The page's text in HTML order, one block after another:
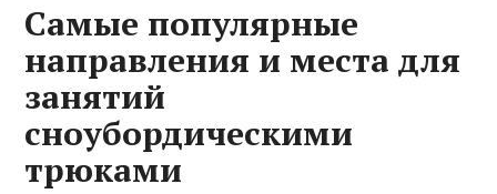
Самые популярные
направления и места для
занятий
сноубордическими
трюками